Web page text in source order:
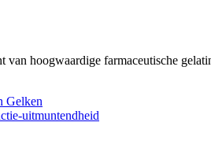
hoogwaardige farmaceutische